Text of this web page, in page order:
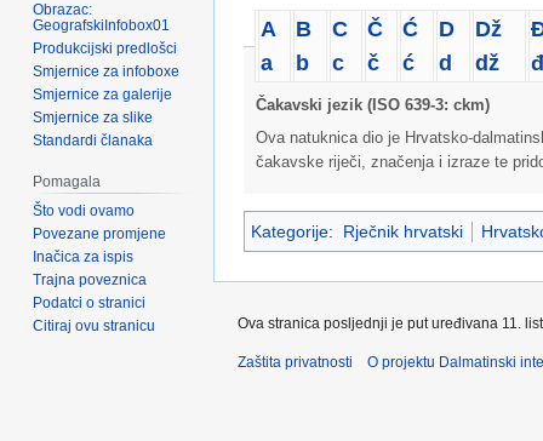
A
a
B
b
C
c
Č
č
Ć
ć
D
d
Dž
dž
đ
Čakavski jezik (ISO 639-3: ckm)
Ova natuknica dio je Hrvatsko-
čakavske riječi, značenja i izraze te
Kategorije: Rječnik hrvatski
Obrazac:
GeografskiInfobox01
Produkcijski predlošci
Smjernice za infoboxe
Smjernice za galerije
Smjernice za slike
Standardi članaka
Pomagala
Što vodi ovamo
Povezane promjene
Inačica za ispis
Trajna poveznica
Podatci o stranici
Citiraj ovu stranicu
Ova stranica posljednji je put uređivana 11.
Zaštita privatnosti O projektu Dalmatinski